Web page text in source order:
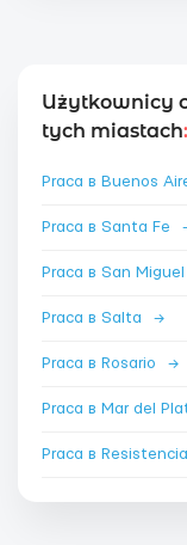
Użytkownicy
tych miastach:
Praca в Buenos
Praca в Santa Fe
Praca в San
Praca в Salta →
Praca в Rosario →
Praca в Mar del
Praca в Resistencia